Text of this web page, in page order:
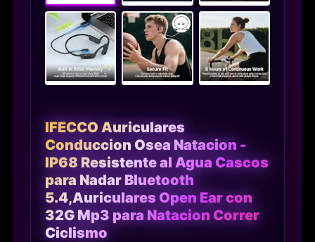
IFECCO Auriculares
Conduccion Osea Natacion -
IP68 Resistente al Agua Cascos
para Nadar Bluetooth
5.4,Auriculares Open Ear con
32G Mp3 para Natacion Correr
Ciclismo